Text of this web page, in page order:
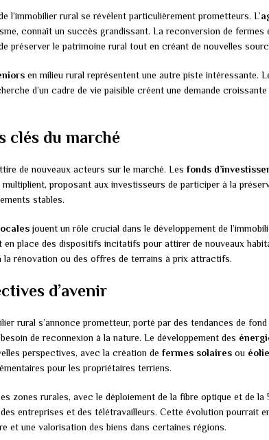
l’immobilier rural se révèlent particulièrement prometteurs. L’
connaît un succès grandissant. La reconversion de fermes
préserver le patrimoine rural tout en créant de nouvelles
en milieu rural représentent une autre piste intéressante.
d’un cadre de vie paisible créent une demande
clés du marché
de nouveaux acteurs sur le marché. Les fonds
proposant aux investisseurs de participer à la
stables.
jouent un rôle crucial dans le développement de
en place des dispositifs incitatifs pour attirer de nouveaux
la rénovation ou des offres de terrains à prix attractifs.
d’avenir
rural s’annonce prometteur, porté par des tendances de
de reconnexion à la nature. Le développement des
perspectives, avec la création de fermes solaires ou
pour les propriétaires terriens.
zones rurales, avec le déploiement de la fibre optique et de
entreprises et des télétravailleurs. Cette évolution pourrait
et une valorisation des biens dans certaines régions.